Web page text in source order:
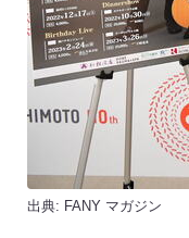
出典: FANY マガジン